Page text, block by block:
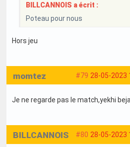
BILLCANNOIS a écrit :
Poteau pour nous
Hors jeu
#79 28-05-2023
momtez
Je ne regarde pas le match,yekhi
#80 28-05-2023
BILLCANNOIS